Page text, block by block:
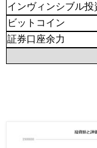
インヴィンシブル投
ビットコイン
証券口座余力